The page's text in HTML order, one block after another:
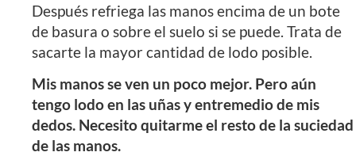
Después refriega las manos encima de un bote
de basura o sobre el suelo si se puede. Trata de
sacarte la mayor cantidad de lodo posible.
Mis manos se ven un poco mejor. Pero aún
tengo lodo en las uñas y entremedio de mis
dedos. Necesito quitarme el resto de la suciedad
de las manos.